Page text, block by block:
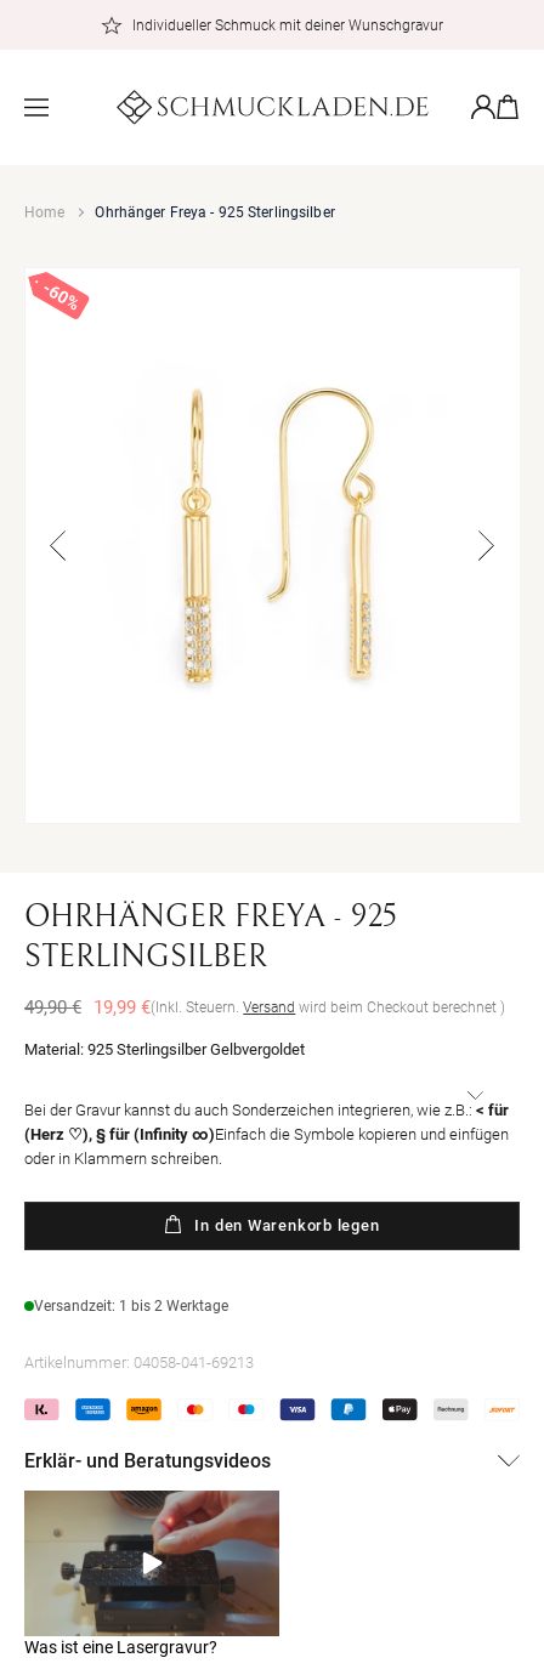
Individueller Schmuck mit deiner Wunschgravur
Home Ohrhänger Freya - 925 Sterlingsilber
60%
öffnen
OHRHÄNGER FREYA - 925
STERLINGSILBER
Normaler
49,90 € Verkaufspreis
19,99 €(Inkl. Steuern.Versand wird beim Checkout berechnet )
Material: 925 Sterlingsilber Gelbvergoldet
Bei der Gravur kannst du auch Sonderzeichen integrieren, wie z.B.: < für
(Herz ♡), § für (Infinity ∞)Einfach die Symbole kopieren und einfügen
oder in Klammern schreiben.
In den Warenkorb legen
Versandzeit: 1 bis 2 Werktage
Artikelnummer: 04058-041-69213
Erklär- und Beratungsvideos
Was ist eine Lasergravur?